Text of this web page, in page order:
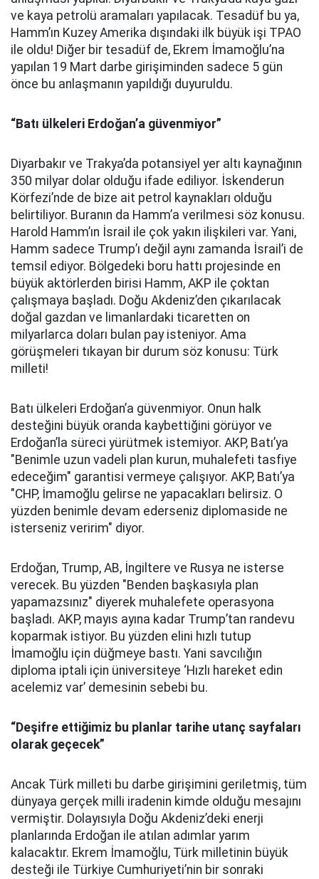
ve kaya petrolü aramaları yapılacak. Tesadüf bu ya,
Hamm’ın Kuzey Amerika dışındaki ilk büyük işi TPAO
ile oldu! Diğer bir tesadüf de, Ekrem İmamoğlu’na
yapılan 19 Mart darbe girişiminden sadece 5 gün
önce bu anlaşmanın yapıldığı duyuruldu.
“Batı ülkeleri Erdoğan’a güvenmiyor”
Diyarbakır ve Trakya’da potansiyel yer altı kaynağının
350 milyar dolar olduğu ifade ediliyor. İskenderun
Körfezi’nde de bize ait petrol kaynakları olduğu
belirtiliyor. Buranın da Hamm’a verilmesi söz konusu.
Harold Hamm’ın İsrail ile çok yakın ilişkileri var. Yani,
Hamm sadece Trump’ı değil aynı zamanda İsrail’i de
temsil ediyor. Bölgedeki boru hattı projesinde en
büyük aktörlerden birisi Hamm, AKP ile çoktan
çalışmaya başladı. Doğu Akdeniz’den çıkarılacak
doğal gazdan ve limanlardaki ticaretten on
milyarlarca doları bulan pay isteniyor. Ama
görüşmeleri tıkayan bir durum söz konusu: Türk
milleti!
Batı ülkeleri Erdoğan’a güvenmiyor. Onun halk
desteğini büyük oranda kaybettiğini görüyor ve
Erdoğan’la süreci yürütmek istemiyor. AKP, Batı’ya
"Benimle uzun vadeli plan kurun, muhalefeti tasfiye
edeceğim" garantisi vermeye çalışıyor. AKP, Batı’ya
"CHP, İmamoğlu gelirse ne yapacakları belirsiz. O
yüzden benimle devam ederseniz diplomaside ne
isterseniz veririm" diyor.
Erdoğan, Trump, AB, İngiltere ve Rusya ne isterse
verecek. Bu yüzden "Benden başkasıyla plan
yapamazsınız" diyerek muhalefete operasyona
başladı. AKP, mayıs ayına kadar Trump’tan randevu
koparmak istiyor. Bu yüzden elini hızlı tutup
İmamoğlu için düğmeye bastı. Yani savcılığın
diploma iptali için üniversiteye ‘Hızlı hareket edin
acelemiz var’ demesinin sebebi bu.
“Deşifre ettiğimiz bu planlar tarihe utanç sayfaları
olarak geçecek”
Ancak Türk milleti bu darbe girişimini geriletmiş, tüm
dünyaya gerçek milli iradenin kimde olduğu mesajını
vermiştir. Dolayısıyla Doğu Akdeniz’deki enerji
planlarında Erdoğan ile atılan adımlar yarım
kalacaktır. Ekrem İmamoğlu, Türk milletinin büyük
desteği ile Türkiye Cumhuriyeti’nin bir sonraki